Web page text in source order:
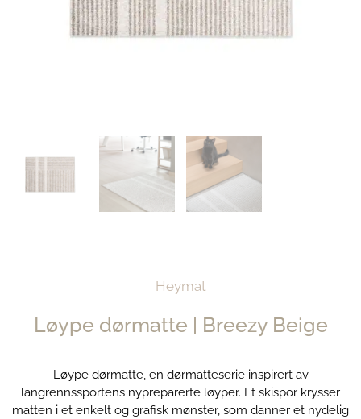
Heymat
Løype dørmatte | Breezy Beige
Løype dørmatte, en dørmatteserie inspirert av
langrennssportens nypreparerte løyper. Et skispor krysser
matten i et enkelt og grafisk mønster, som danner et nydelig